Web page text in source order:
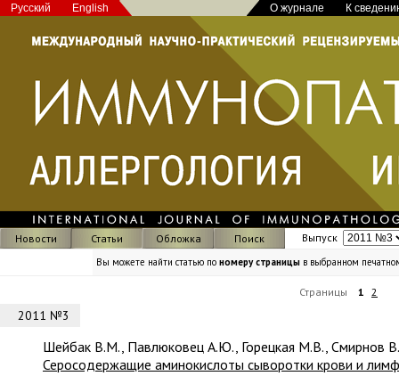
Русский English О журнале К
Новости Статьи Обложка Поиск Выпуск
Вы можете найти статью по номеру страницы в выбранном
Страницы 1 2
2011 №3
Шейбак В.М., Павлюковец А.Ю., Горецкая М.В., Смирнов
Серосодержащие аминокислоты сыворотки крови и